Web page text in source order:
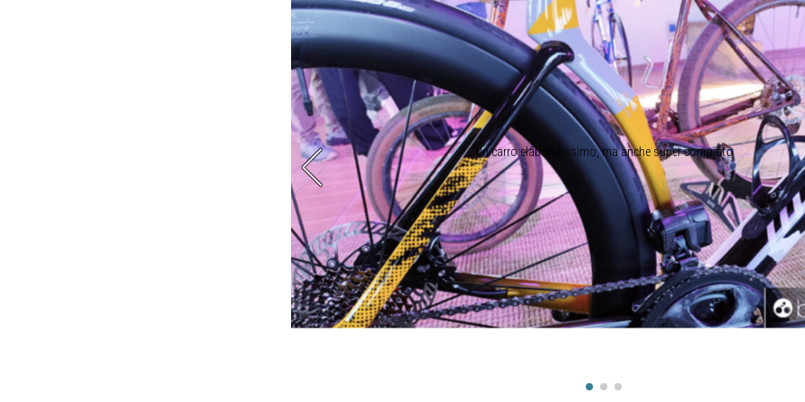
Un carro elaboratissimo, ma anche super compatto